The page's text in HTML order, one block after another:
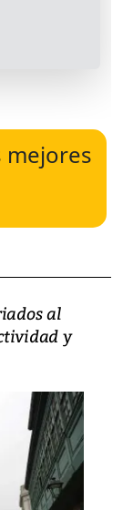
mejores
al
y